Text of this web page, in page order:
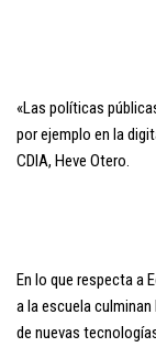
«Las políticas
por ejemplo en la
CDIA, Heve Otero.
En lo que respecta a
a la escuela culminan
de nuevas